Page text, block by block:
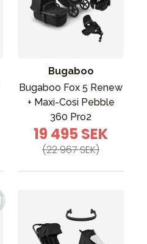
Bugaboo
Bugaboo Fox 5 Renew
+ Maxi-Cosi Pebble
360 Pro2
19 495 SEK
(22 967 SEK)